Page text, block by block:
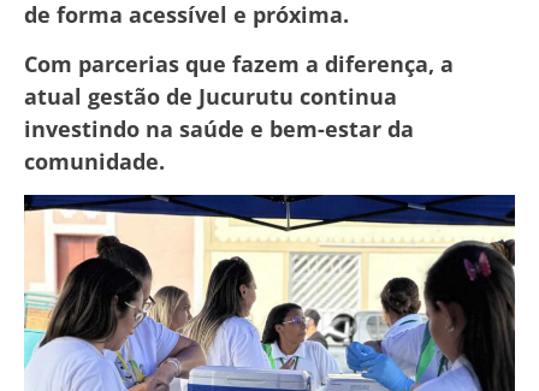
de forma acessível e próxima.
Com parcerias que fazem a diferença, a
atual gestão de Jucurutu continua
investindo na saúde e bem-estar da
comunidade.